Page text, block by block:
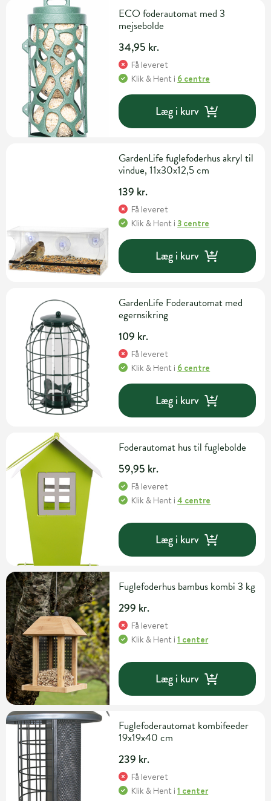
ECO foderautomat med 3
mejsebolde
34,95 kr.
Få leveret
Klik & Hent i 6 centre
Læg i kurv
GardenLife fuglefoderhus akryl til
vindue, 11x30x12,5 cm
139 kr.
Få leveret
Klik & Hent i3 centre
Læg i kurv
GardenLife Foderautomat med
egernsikring
109 kr.
Få leveret
Klik & Hent i 6 centre
Læg i kurv
Foderautomat hus til fuglebolde
59,95 kr.
Få leveret
Klik & Hent i4 centre
Læg i kurv
Fuglefoderhus bambus kombi 3 kg
299 kr.
Få leveret
Klik & Hent i1 center
Læg i kurv
Fuglefoderautomat kombifeeder
19x19x40 cm
239 kr.
Få leveret
Klik & Hent i1 center